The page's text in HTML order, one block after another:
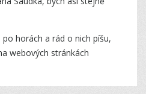
horách a rád o nich píšu,
webových stránkách